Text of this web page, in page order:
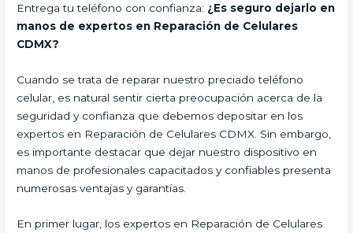
Entrega tu teléfono con confianza: ¿Es seguro dejarlo en
manos de expertos en Reparación de Celulares
CDMX?
Cuando se trata de reparar nuestro preciado teléfono
celular, es natural sentir cierta preocupación acerca de la
seguridad y confianza que debemos depositar en los
expertos en Reparación de Celulares CDMX. Sin embargo,
es importante destacar que dejar nuestro dispositivo en
manos de profesionales capacitados y confiables presenta
numerosas ventajas y garantías.
En primer lugar, los expertos en Reparación de Celulares